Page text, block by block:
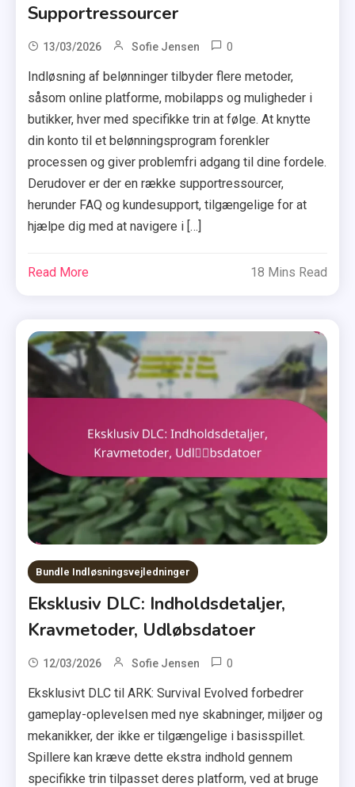
Supportressourcer
13/03/2026 Sofie Jensen 0
Indløsning af belønninger tilbyder flere metoder,
såsom online platforme, mobilapps og muligheder i
butikker, hver med specifikke trin at følge. At knytte
din konto til et belønningsprogram forenkler
processen og giver problemfri adgang til dine fordele.
Derudover er der en række supportressourcer,
herunder FAQ og kundesupport, tilgængelige for at
hjælpe dig med at navigere i […]
Read More 18 Mins Read
Bundle Indløsningsvejledninger
Eksklusiv DLC: Indholdsdetaljer,
Kravmetoder, Udløbsdatoer
12/03/2026 Sofie Jensen 0
Eksklusivt DLC til ARK: Survival Evolved forbedrer
gameplay-oplevelsen med nye skabninger, miljøer og
mekanikker, der ikke er tilgængelige i basisspillet.
Spillere kan kræve dette ekstra indhold gennem
specifikke trin tilpasset deres platform, ved at bruge